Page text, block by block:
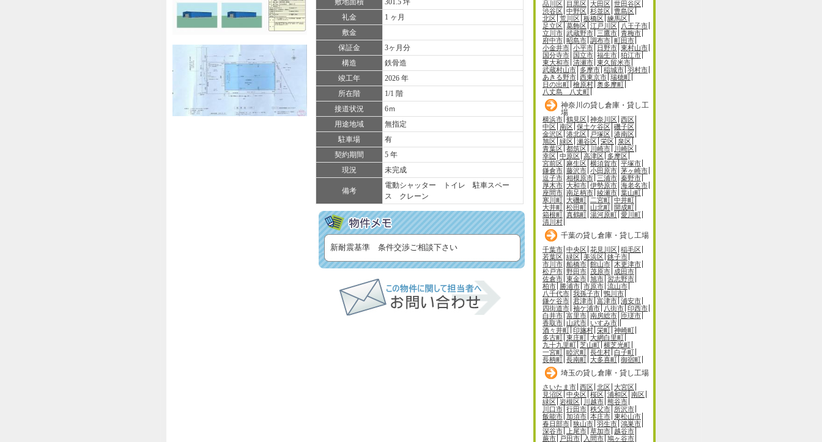
敷地面積
301.5 坪
礼金
1 ヶ月
敷金
保証金
3ヶ月分
構造
鉄骨造
竣工年
2026 年
所在階
1/1 階
接道状況
6ｍ
用途地域
無指定
駐車場
有
契約期間
5 年
現況
未完成
備考
電動シャッター トイレ 駐車スペー
ス クレーン
新耐震基準 条件交渉ご相談下さい
品川区 目黒区 大田区 世田谷区
渋谷区 中野区 杉並区 豊島区
北区 荒川区 板橋区 練馬区
足立区 葛飾区 江戸川区
八王子市
立川市 武蔵野市 三鷹市 青梅市
府中市 昭島市 調布市 町田市
小金井市 小平市 日野市 東村山市
国分寺市
国立市 福生市 狛江市
東大和市 清瀬市 東久留米市
武蔵村山市 多摩市 稲城市 羽村市
あきる野市 西東京市 瑞穂町
日の出町 檜原村 奥多摩町
八丈島 八丈町
神奈川の貸し倉庫・貸し工
場
横浜市 鶴見区 神奈川区 西区
中区 南区 保土ケ谷区 磯子区
金沢区 港北区 戸塚区 港南区
旭区 緑区 瀬谷区 栄区 泉区
青葉区 都筑区 川崎市
川崎区
幸区 中原区 高津区 多摩区
宮前区 麻生区 横須賀市 平塚市
鎌倉市 藤沢市 小田原市 茅ヶ崎市
逗子市 相模原市 三浦市 秦野市
厚木市 大和市 伊勢原市 海老名市
座間市 南足柄市 綾瀬市 葉山町
寒川町 大磯町 二宮町 中井町
大井町 松田町 山北町 開成町
箱根町 真鶴町 湯河原町 愛川町
清川村
千葉の貸し倉庫・貸し工場
千葉市 中央区 花見川区 稲毛区
若葉区 緑区 美浜区 銚子市
市川市 船橋市 館山市 木更津市
松戸市 野田市 茂原市 成田市
佐倉市 東金市 旭市 習志野市
柏市 勝浦市 市原市 流山市
八千代市 我孫子市 鴨川市
鎌ケ谷市 君津市 富津市 浦安市
四街道市 袖ケ浦市 八街市 印西市
白井市 富里市 南房総市 匝瑳市
香取市 山武市 いすみ市
酒々井町 印旛村 栄町 神崎町
多古町 東庄町 大網白里町
九十九里町 芝山町 横芝光町
一宮町 睦沢町 長生村 白子町
長柄町 長南町 大多喜町 御宿町
埼玉の貸し倉庫・貸し工場
さいたま市 西区 北区 大宮区
見沼区 中央区 桜区 浦和区 南区
緑区 岩槻区 川越市 熊谷市
川口市 行田市 秩父市 所沢市
飯能市 加須市 本庄市 東松山市
春日部市 狭山市 羽生市 鴻巣市
深谷市
上尾市 草加市 越谷市
蕨市
戸田市 入間市 鳩ヶ谷市